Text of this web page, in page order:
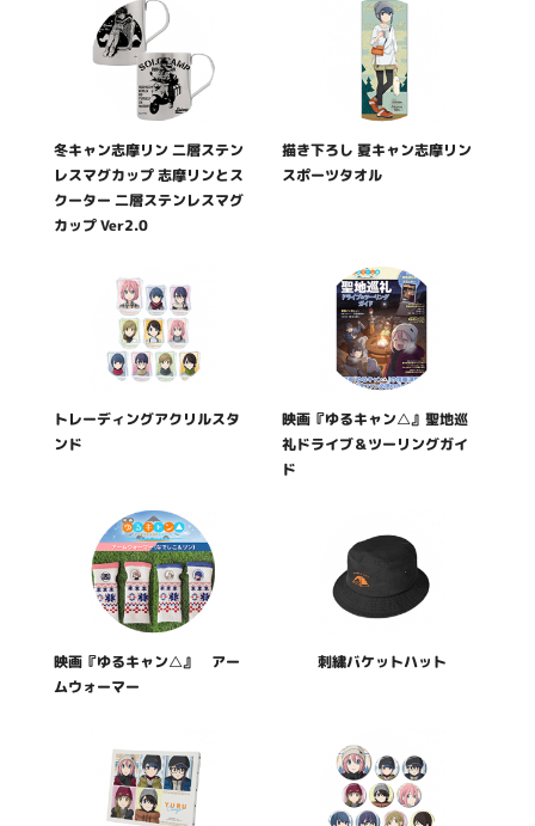
冬キャン志摩リン 二層ステン
レスマグカップ 志摩リンとス
クーター 二層ステンレスマグ
カップ Ver2.0
描き下ろし 夏キャン志摩リン
スポーツタオル
トレーディングアクリルスタ
ンド
映画『ゆるキャン△』聖地巡
礼ドライブ＆ツーリングガイ
ド
映画『ゆるキャン△』 アー
ムウォーマー
刺繍バケットハット